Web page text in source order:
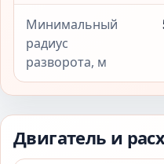
Минимальный
радиус
разворота, м
Двигатель и